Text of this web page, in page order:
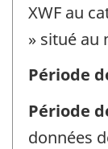
XWF au
» situé au
Période
Période
données